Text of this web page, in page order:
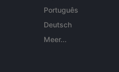
Português
Deutsch
Meer...